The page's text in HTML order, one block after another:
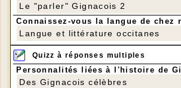
Le "parler" Gignacois 2
Connaissez-vous la langue de chez
Langue et littérature occitanes
Quizz à réponses multiples
Personnalités liées à l'histoire de
Des Gignacois célèbres